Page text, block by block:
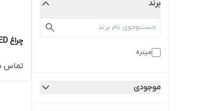
برند
میتره
موجودی
چراغ LED خطی ٢٠ وات میتره
تماس